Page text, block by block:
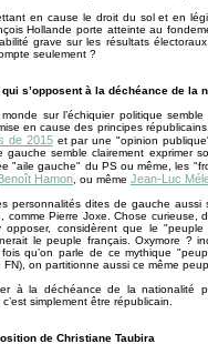
en cause le droit du sol et en
Hollande porte atteinte au
grave sur les résultats
seulement ?
qui s’opposent à la déchéance de la
sur l’échiquier politique
en cause des principes
de 2015et par une "opinion
gauche semble clairement exprimer
"aile gauche" du PS ou même, les
Hamon , ou même Jean-Luc
personnalités dites de gauche aussi
comme Pierre Joxe. Chose curieuse,
opposer, considèrent que le
le peuple français. Oxymore ?
qu’on parle de ce mythique
FN), on partitionne aussi ce même
à la déchéance de la nationalité
simplement être républicain.
de Christiane Taubira